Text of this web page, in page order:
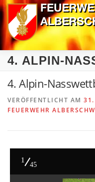
Zum
Inhalt
springen
ALPIN-
AUSRÜSTUNG
4. ALPIN-
4. Alpin-
VERÖFFENTLICHT AM
FEUERWEHR
1
45